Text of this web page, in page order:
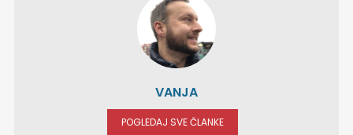
VANJA
POGLEDAJ SVE ČLANKE